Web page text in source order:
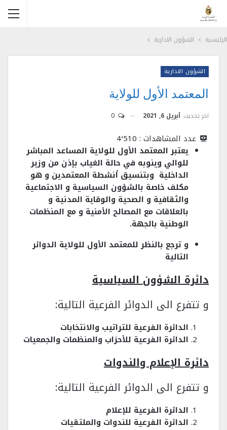
الرئيسية الشؤون الادارية
الشؤون الادارية
المعتمد الأول للولاية
اخر تحديث أبريل 6, 2021
عدد المشاهدات : 4٬510
يعتبر المعتمد الأول للولاية المساعد المباشر
للوالي وينوبه في حالة الغياب بإذن من وزير
الداخلية وبتنسيق أنشطة المعتمدين و هو
مكلف خاصة بالشؤون السياسية و الاجتماعية
والثقافية و الصحية والوقاية المدنية و
بالعلاقات مع المصالح الأمنية و مع المنظمات
الوطنية بالجهة.
و ترجع بالنظر للمعتمد الأول للولاية الدوائر
التالية
دائرة الشؤون السياسية
و تتفرع الى الدوائر الفرعية التالية:
الدائرة الفرعية للتراتيب والانتخابات
الدائرة الفرعية للأحزاب والمنظمات والجمعيات
دائرة الإعلام والندوات
و تتفرع الى الدوائر الفرعية التالية:
الدائرة الفرعية للإعلام
الدائرة الفرعية للندوات والملتقيات